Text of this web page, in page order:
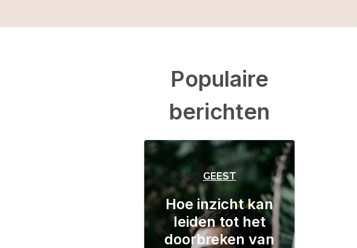
Populaire
berichten
GEEST
Hoe inzicht kan
leiden tot het
doorbreken van